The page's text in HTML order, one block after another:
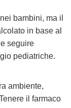
bambini, ma il
in base al
seguire
pediatriche.
ambiente,
il farmaco